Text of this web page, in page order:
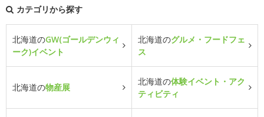
カテゴリから探す
北海道のGW(ゴールデンウィ
ーク)イベント
北海道のグルメ・フードフェ
ス
北海道の物産展
北海道の体験イベント・アク
ティビティ